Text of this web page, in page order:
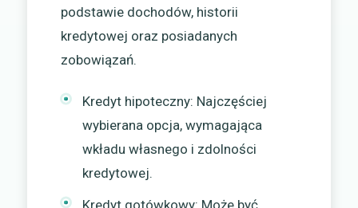
podstawie dochodów, historii
kredytowej oraz posiadanych
zobowiązań.
Kredyt hipoteczny: Najczęściej
wybierana opcja, wymagająca
wkładu własnego i zdolności
kredytowej.
Kredyt gotówkowy: Może być